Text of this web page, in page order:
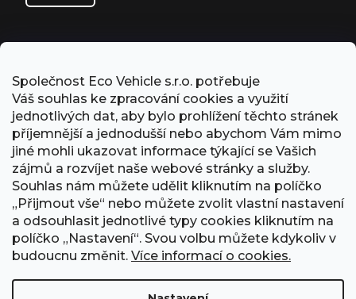
Společnost Eco Vehicle s.r.o. potřebuje
Váš souhlas ke zpracování cookies a využití
jednotlivých dat, aby bylo prohlížení těchto stránek
příjemnější a jednodušší nebo abychom Vám mimo
jiné mohli ukazovat informace týkající se Vašich
zájmů a rozvíjet naše webové stránky a služby.
Souhlas nám můžete udělit kliknutím na políčko
„Přijmout vše“ nebo můžete zvolit vlastní nastavení
a odsouhlasit jednotlivé typy cookies kliknutím na
políčko „Nastavení“. Svou volbu můžete kdykoliv v
budoucnu změnit. Více informací o cookies.
PŘIJÍMÁME ONLINE PLATBY